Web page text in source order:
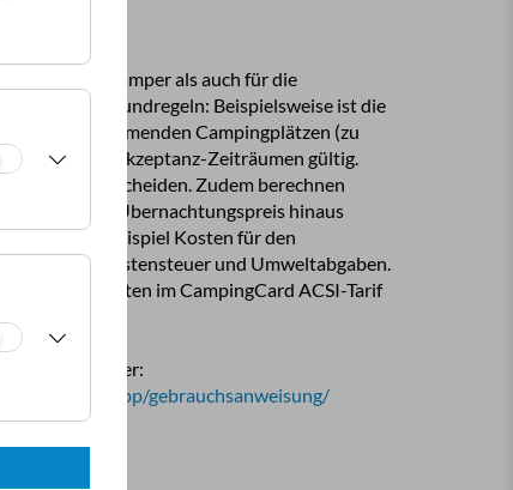
Camper als auch für die
einige Grundregeln: Beispielsweise ist die
nur in den Akzeptanz-Zeiträumen gültig.
Übernachtungspreis hinaus
zum Beispiel Kosten für den
und Umweltabgaben.
welche Kosten im CampingCard ACSI-Tarif
finden Sie hier:
extra-info/app/gebrauchsanweisung/